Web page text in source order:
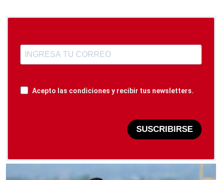
Acepto las condiciones y recibir tus newsletters.
SUSCRIBIRSE